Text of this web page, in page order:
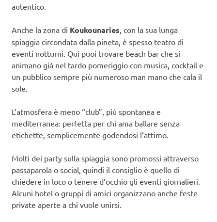
autentico.
Anche la zona di Koukounaries , con la sua lunga
spiaggia circondata dalla pineta, è spesso teatro di
eventi notturni. Qui puoi trovare beach bar che si
animano già nel tardo pomeriggio con musica, cocktail e
un pubblico sempre più numeroso man mano che cala il
sole.
L’atmosfera è meno “club”, più spontanea e
mediterranea: perfetta per chi ama ballare senza
etichette, semplicemente godendosi l’attimo.
Molti dei party sulla spiaggia sono promossi attraverso
passaparola o social, quindi il consiglio è quello di
chiedere in loco o tenere d’occhio gli eventi giornalieri.
Alcuni hotel o gruppi di amici organizzano anche feste
private aperte a chi vuole unirsi.